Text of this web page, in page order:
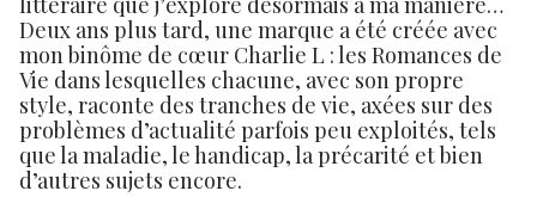
Deux ans plus tard, une marque a été créée avec
mon binôme de cœur Charlie L : les Romances de
Vie dans lesquelles chacune, avec son propre
style, raconte des tranches de vie, axées sur des
problèmes d’actualité parfois peu exploités, tels
que la maladie, le handicap, la précarité et bien
d’autres sujets encore.